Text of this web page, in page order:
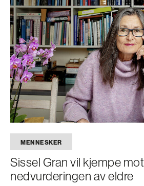
MENNESKER
Sissel Gran vil kjempe mot
nedvurderingen av eldre